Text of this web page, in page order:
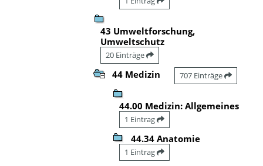
43 Umweltforschung,
Umweltschutz
20 Einträge
44 Medizin 707 Einträge
44.00 Medizin: Allgemeines
1 Eintrag
44.34 Anatomie
1 Eintrag